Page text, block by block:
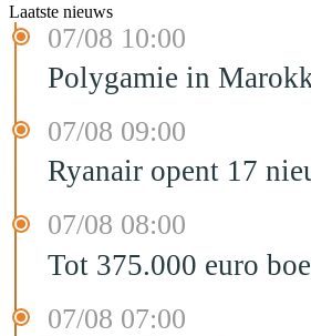
Laatste nieuws
07/08 10:00
Polygamie in
07/08 09:00
Ryanair opent 17
07/08 08:00
Tot 375.000 euro
07/08 07:00